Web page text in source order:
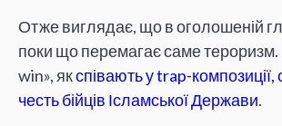
Отже виглядає, що в оголошеній
поки що перемагає саме
win», якспівають у trap-композиції,
честь бійців Ісламської Держави.